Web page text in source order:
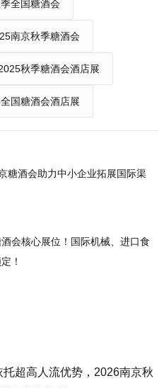
全国糖酒会
南京秋季糖酒会
秋季糖酒会酒店展
国糖酒会酒店展
糖酒会助力中小企业拓展国际渠
会核心展位！国际机械、进口食
！
超高人流优势，2026南京秋